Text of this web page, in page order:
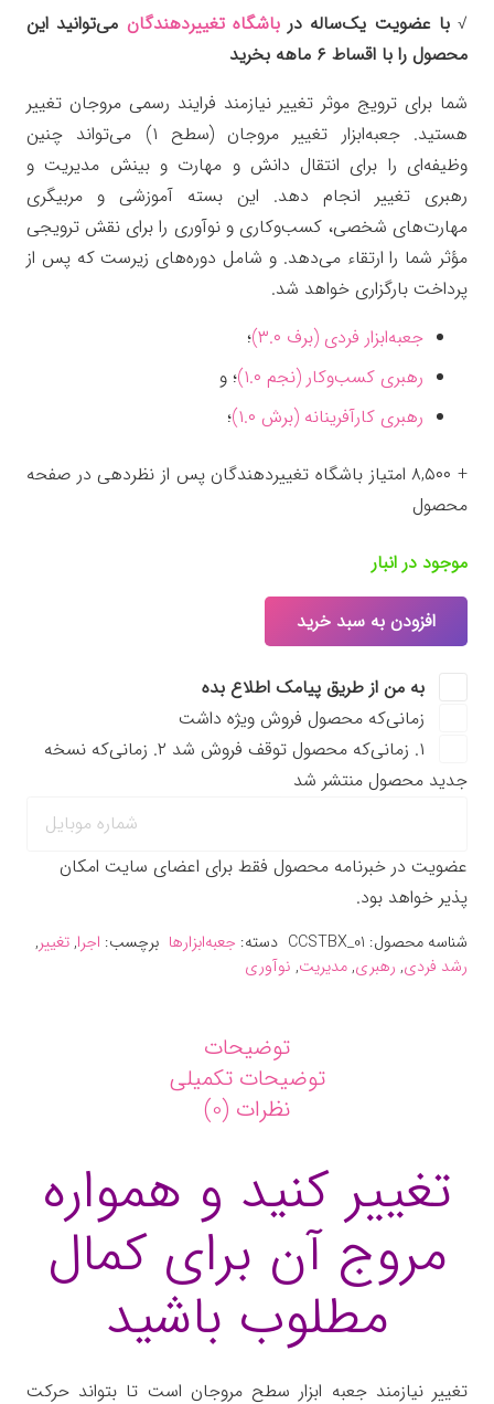
√با عضویت یک‌ساله درباشگاه تغییردهندگان می‌توانید این
محصول را با اقساط ۶ ماهه بخرید
شما برای ترویج موثر تغییر نیازمند فرایند رسمی مروجان تغییر
هستید. جعبه‌ابزار تغییر مروجان (سطح ۱) می‌تواند چنین
وظیفه‌ای را برای انتقال دانش و مهارت و بینش مدیریت و
رهبری تغییر انجام دهد. این بسته آموزشی و مربیگری
مهارت‌های شخصی، کسب‌وکاری و نوآوری را برای نقش ترویجی
مؤثر شما را ارتقاء می‌دهد. و شامل دوره‌های زیرست که پس از
پرداخت بارگزاری خواهد شد.
جعبه‌ابزار فردی (برف ۳.۰)
؛
رهبری کسب‌وکار (نجم ۱.۰)
؛ و
رهبری کارآفرینانه (برش ۱.۰)
؛
+ ۸,۵۰۰ امتیاز باشگاه تغییردهندگان پس از نظردهی در صفحه
محصول
موجود در انبار
جعبه
مروجان
۱)
افزودن به سبد خرید
به من از طریق پیامک اطلاع بده
زمانی‌که محصول فروش ویژه داشت
۱. زمانی‌که محصول توقف فروش شد ۲. زمانی‌که نسخه
جدید محصول منتشر شد
عضویت در خبرنامه محصول فقط برای اعضای سایت امکان
پذیر خواهد بود.
شناسه محصول: CCSTBX_01 دسته: جعبه‌ابزارها برچسب: اجرا,تغییر,
رشد فردی, رهبری,مدیریت, نوآوری
توضیحات
توضیحات تکمیلی
نظرات (0)
تغییر کنید و همواره
مروج آن برای کمال
مطلوب باشید
تغییر نیازمند جعبه ابزار سطح مروجان است تا بتواند حرکت